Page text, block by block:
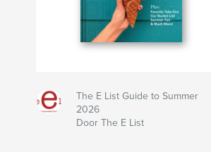
The E List Guide to Summer
2026
Door The E List